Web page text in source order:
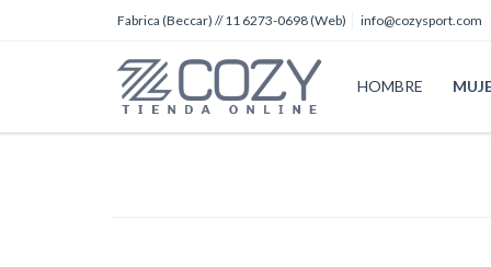
Fabrica (Beccar) // 11 6273-0698 (Web) info@cozysport.com
HOMBRE